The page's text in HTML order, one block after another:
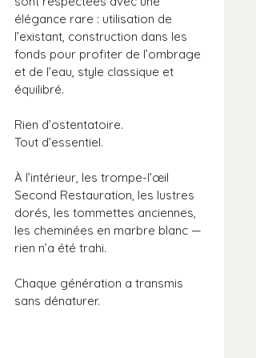
élégance rare : utilisation de
l’existant, construction dans les
fonds pour profiter de l’ombrage
et de l’eau, style classique et
équilibré.
Rien d’ostentatoire.
Tout d’essentiel.
À l’intérieur, les trompe-l’œil
Second Restauration, les lustres
dorés, les tommettes anciennes,
les cheminées en marbre blanc —
rien n’a été trahi.
Chaque génération a transmis
sans dénaturer.